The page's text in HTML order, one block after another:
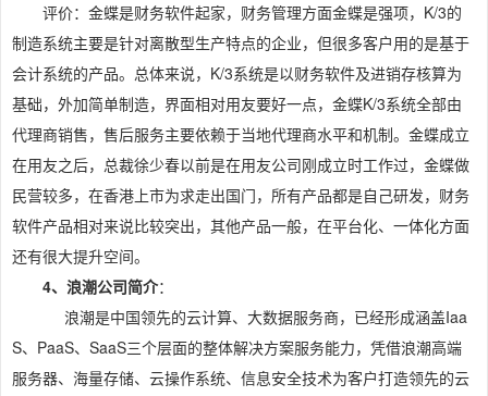
评价：金蝶是财务软件起家，财务管理方面金蝶是强项，K/3的
制造系统主要是针对离散型生产特点的企业，但很多客户用的是基于
会计系统的产品。总体来说，K/3系统是以财务软件及进销存核算为
基础，外加简单制造，界面相对用友要好一点，金蝶K/3系统全部由
代理商销售，售后服务主要依赖于当地代理商水平和机制。金蝶成立
在用友之后，总裁徐少春以前是在用友公司刚成立时工作过，金蝶做
民营较多，在香港上市为求走出国门，所有产品都是自己研发，财务
软件产品相对来说比较突出，其他产品一般，在平台化、一体化方面
还有很大提升空间。
4、浪潮公司简介：
浪潮是中国领先的云计算、大数据服务商，已经形成涵盖Iaa
S、PaaS、SaaS三个层面的整体解决方案服务能力，凭借浪潮高端
服务器、海量存储、云操作系统、信息安全技术为客户打造领先的云